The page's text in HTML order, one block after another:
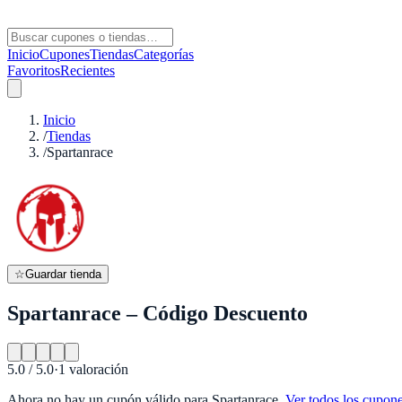
InicioCuponesTiendasCategorías
FavoritosRecientes
Inicio
/Tiendas
/Spartanrace
☆Guardar tienda
Spartanrace – Código Descuento
5.0 / 5.0·1 valoración